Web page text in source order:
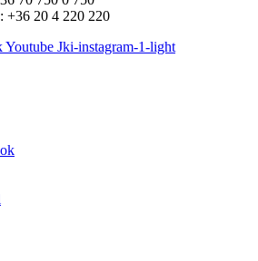
+36 20 4 220 220
Youtube Jki-instagram-1-light